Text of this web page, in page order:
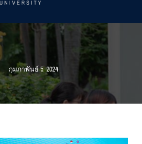
กุมภาพันธ์ 5, 2024